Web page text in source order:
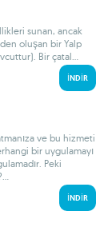
sunan, ancak
oluşan bir Yalp
Bir çatal...
İNDIR
ve bu hizmeti
bir uygulamayı
Peki
İNDIR